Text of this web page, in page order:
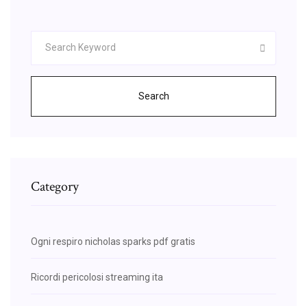
Search
Category
Ogni respiro nicholas sparks pdf gratis
Ricordi pericolosi streaming ita